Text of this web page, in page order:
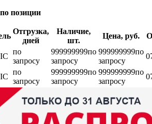
позиции
Отгрузка,
дней
Наличие,
шт.
Цена, руб.
по
запросу
999999999по
запросу
999999999по
запросу
по
запросу
999999999по
запросу
999999999по
запросу